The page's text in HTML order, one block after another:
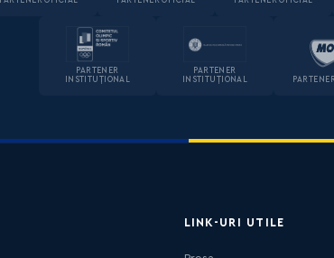
PARTENER
INSTITUȚIONAL
PARTENER
INSTITUȚIONAL
LINK-URI UTILE